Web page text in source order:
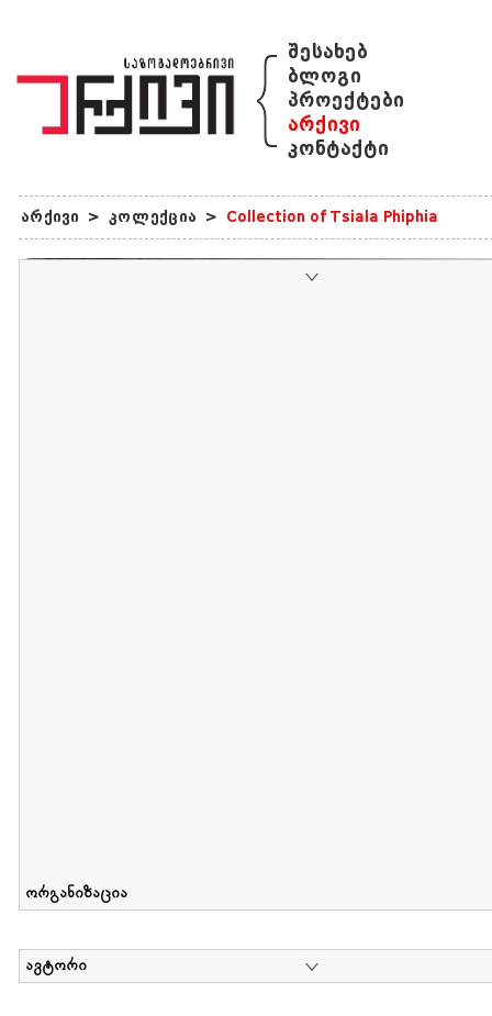
{ შესახებ
ბლოგი
პროექტები
არქივი
კონტაქტი
არქივი > კოლექცია > Collection of Tsiala Phiphia
ორგანიზაცია
ავტორი